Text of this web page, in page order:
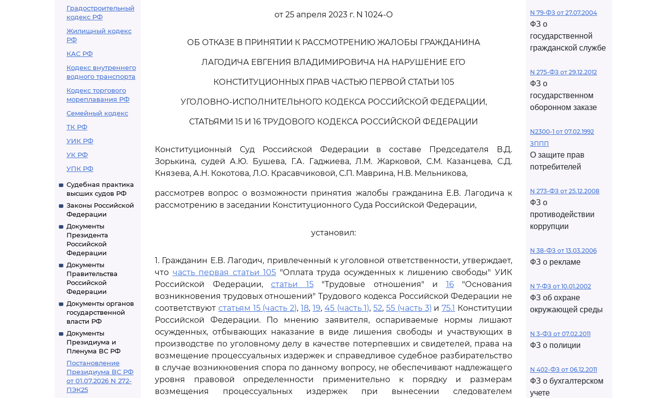
Градостроительный
кодекс РФ
Жилищный кодекс
РФ
КАС РФ
Кодекс внутреннего
водного транспорта
Кодекс торгового
мореплавания РФ
Семейный кодекс
ТК РФ
УИК РФ
УК РФ
УПК РФ
Судебная практика
высших судов РФ
Законы Российской
Федерации
Документы
Президента
Российской
Федерации
Документы
Правительства
Российской
Федерации
Документы органов
государственной
власти РФ
Документы
Президиума и
Пленума ВС РФ
Постановление
Президиума ВС РФ
от 01.07.2026 N 272-
ПЭК25
от 25 апреля 2023 г. N 1024-О
ОБ ОТКАЗЕ В ПРИНЯТИИ К РАССМОТРЕНИЮ ЖАЛОБЫ ГРАЖДАНИНА
ЛАГОДИЧА ЕВГЕНИЯ ВЛАДИМИРОВИЧА НА НАРУШЕНИЕ ЕГО
КОНСТИТУЦИОННЫХ ПРАВ ЧАСТЬЮ ПЕРВОЙ СТАТЬИ 105
УГОЛОВНО-ИСПОЛНИТЕЛЬНОГО КОДЕКСА РОССИЙСКОЙ ФЕДЕРАЦИИ,
СТАТЬЯМИ 15 И 16 ТРУДОВОГО КОДЕКСА РОССИЙСКОЙ ФЕДЕРАЦИИ
Конституционный Суд Российской Федерации в составе Председателя В.Д.
Зорькина, судей А.Ю. Бушева, Г.А. Гаджиева, Л.М. Жарковой, С.М. Казанцева, С.Д.
Князева, А.Н. Кокотова, Л.О. Красавчиковой, С.П. Маврина, Н.В. Мельникова,
рассмотрев вопрос о возможности принятия жалобы гражданина Е.В. Лагодича к
рассмотрению в заседании Конституционного Суда Российской Федерации,
установил:
1. Гражданин Е.В. Лагодич, привлеченный к уголовной ответственности, утверждает,
что часть первая статьи 105 "Оплата труда осужденных к лишению свободы" УИК
Российской Федерации, статьи 15"Трудовые отношения" и 16"Основания
возникновения трудовых отношений" Трудового кодекса Российской Федерации не
соответствуют статьям 15 (часть 2),18, 19, 45 (часть 1),52, 55 (часть 3) и75.1 Конституции
Российской Федерации. По мнению заявителя, оспариваемые нормы лишают
осужденных, отбывающих наказание в виде лишения свободы и участвующих в
производстве по уголовному делу в качестве потерпевших и свидетелей, права на
возмещение процессуальных издержек и справедливое судебное разбирательство
в случае возникновения спора по данному вопросу, не обеспечивают надлежащего
уровня правовой определенности применительно к порядку и размерам
возмещения процессуальных издержек при вынесении следователем
N 79-ФЗ от 27.07.2004
ФЗ о
государственной
гражданской службе
N 275-ФЗ от 29.12.2012
ФЗ о
государственном
оборонном заказе
N2300-1 от 07.02.1992
ЗППП
О защите прав
потребителей
N 273-ФЗ от 25.12.2008
ФЗ о
противодействии
коррупции
N 38-ФЗ от 13.03.2006
ФЗ о рекламе
N 7-ФЗ от 10.01.2002
ФЗ об охране
окружающей среды
N 3-ФЗ от 07.02.2011
ФЗ о полиции
N 402-ФЗ от 06.12.2011
ФЗ о бухгалтерском
учете